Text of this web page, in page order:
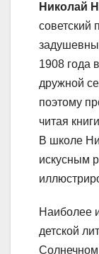
Николай
советский
1908 года
дружной
поэтому
читая
В школе
искусным
Наиболее
детской
Солнечном